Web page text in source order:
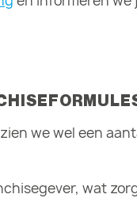
we wel een
wat